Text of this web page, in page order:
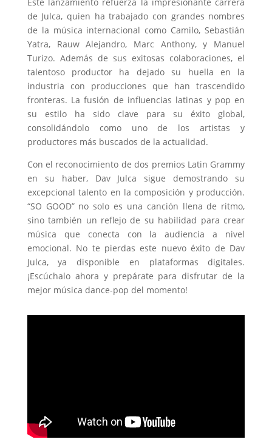
de Julca, quien ha trabajado con grandes nombres
de la música internacional como Camilo, Sebastián
Yatra, Rauw Alejandro, Marc Anthony, y Manuel
Turizo. Además de sus exitosas colaboraciones, el
talentoso productor ha dejado su huella en la
industria con producciones que han trascendido
fronteras. La fusión de influencias latinas y pop en
su estilo ha sido clave para su éxito global,
consolidándolo como uno de los artistas y
productores más buscados de la actualidad.
Con el reconocimiento de dos premios Latin Grammy
en su haber, Dav Julca sigue demostrando su
excepcional talento en la composición y producción.
“SO GOOD” no solo es una canción llena de ritmo,
sino también un reflejo de su habilidad para crear
música que conecta con la audiencia a nivel
emocional. No te pierdas este nuevo éxito de Dav
Julca, ya disponible en plataformas digitales.
¡Escúchalo ahora y prepárate para disfrutar de la
mejor música dance-pop del momento!